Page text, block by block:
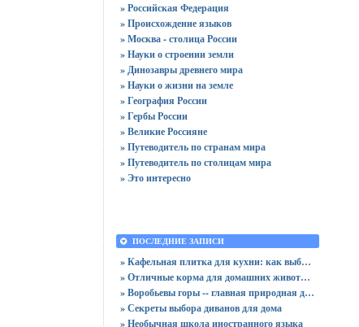
» Российская Федерация
» Происхождение языков
» Москва - столица России
» Науки о строении земли
» Динозавры древнего мира
» Науки о жизни на земле
» География России
» Гербы России
» Великие Россияне
» Путеводитель по странам мира
» Путеводитель по столицам мира
» Это интересно
ПОСЛЕДНИЕ ЗАПИСИ
» Кафельная плитка для кухни: как выбрать практичную отделку
» Отличные корма для домашних животных
» Воробьевы горы -- главная природная достопримечательность Москвы
» Секреты выбора диванов для дома
» Необычная школа иностранного языка